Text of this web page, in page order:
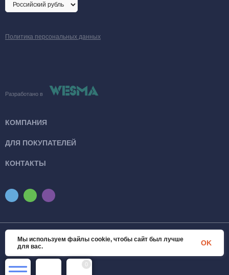
Политика персональных данных
Разработано в
КОМПАНИЯ
ДЛЯ ПОКУПАТЕЛЕЙ
КОНТАКТЫ
© 2026 SanTexWorld. Все права защищены
0
Мы используем файлы cookie, чтобы сайт был лучше
для вас.
OK